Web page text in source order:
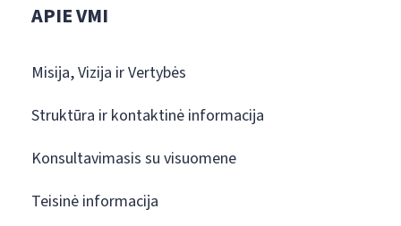
APIE VMI
Misija, Vizija ir Vertybės
Struktūra ir kontaktinė informacija
Konsultavimasis su visuomene
Teisinė informacija